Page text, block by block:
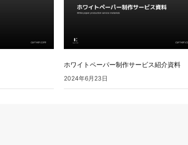
ホワイトペーパー制作サービス紹介資料
2024年6月23日